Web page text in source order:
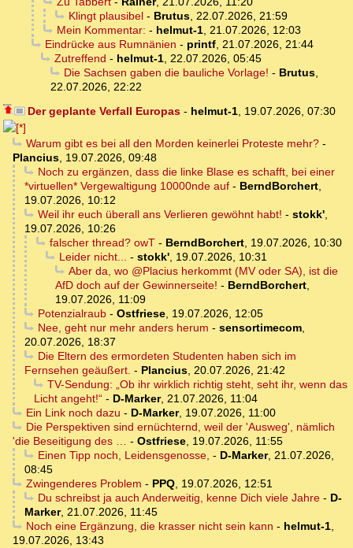
Klingt plausibel- Brutus, 22.07.2026, 21:59
Mein Kommentar: - helmut-1, 21.07.2026, 12:03
Eindrücke aus Rumnänien - printf, 21.07.2026, 21:44
Zutreffend - helmut-1, 22.07.2026, 05:45
Die Sachsen gaben die bauliche Vorlage! - Brutus,
22.07.2026, 22:22
Der geplante Verfall Europas- helmut-1, 19.07.2026, 07:30
Warum gibt es bei all den Morden keinerlei Proteste mehr?-
Plancius, 19.07.2026, 09:48
Noch zu ergänzen, dass die linke Blase es schafft, bei einer
*virtuellen* Vergewaltigung 10000nde auf - BerndBorchert,
19.07.2026, 10:12
Weil ihr euch überall ans Verlieren gewöhnt habt! - stokk',
19.07.2026, 10:26
falscher thread? owT- BerndBorchert, 19.07.2026, 10:30
Leider nicht... - stokk', 19.07.2026, 10:31
Aber da, wo @Placius herkommt (MV oder SA), ist die
AfD doch auf der Gewinnerseite! - BerndBorchert,
19.07.2026, 11:09
Potenzialraub- Ostfriese, 19.07.2026, 12:05
Nee, geht nur mehr anders herum - sensortimecom,
20.07.2026, 18:37
Die Eltern des ermordeten Studenten haben sich im
Fernsehen geäußert. - Plancius, 20.07.2026, 21:42
TV-Sendung: „Ob ihr wirklich richtig steht, seht ihr, wenn das
Licht angeht!“ - D-Marker, 21.07.2026, 11:04
Ein Link noch dazu - D-Marker, 19.07.2026, 11:00
Die Perspektiven sind ernüchternd, weil der 'Ausweg', nämlich
'die Beseitigung des … - Ostfriese, 19.07.2026, 11:55
Einen Tipp noch, Leidensgenosse, - D-Marker, 21.07.2026,
08:45
Zwingenderes Problem - PPQ, 19.07.2026, 12:51
Du schreibst ja auch Anderweitig, kenne Dich viele Jahre- D-
Marker, 21.07.2026, 11:45
Noch eine Ergänzung, die krasser nicht sein kann - helmut-1,
19.07.2026, 13:43